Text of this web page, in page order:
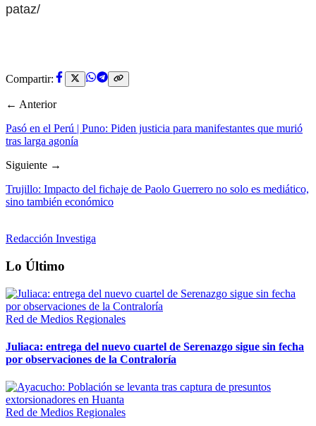
pataz/
Compartir:
← Anterior
Pasó en el Perú | Puno: Piden justicia para manifestantes que murió
tras larga agonía
Siguiente →
Trujillo: Impacto del fichaje de Paolo Guerrero no solo es mediático,
sino también económico
Redacción Investiga
Lo Último
Red de Medios Regionales
Juliaca: entrega del nuevo cuartel de Serenazgo sigue sin fecha
por observaciones de la Contraloría
Red de Medios Regionales